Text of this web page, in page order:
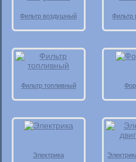
Фильтр воздушный Фильтр
Фильтр топливный
Электрика